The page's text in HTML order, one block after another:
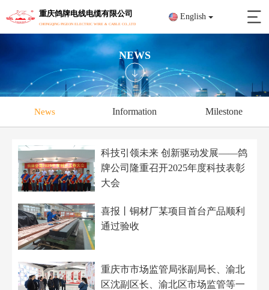
重庆鸽牌电线电缆有限公司
CHONGQING PIGEON ELECTRIC WIRE & CABLE CO.,LTD
English
NEWS
News Information Milestone
科技引领未来 创新驱动发展——鸽
牌公司隆重召开2025年度科技表彰
大会
喜报丨铜材厂某项目首台产品顺利
通过验收
重庆市市场监管局张副局长、渝北
区沈副区长、渝北区市场监管等一